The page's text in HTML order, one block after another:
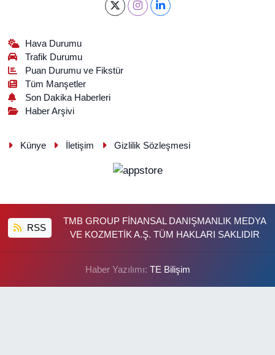
Hava Durumu
Trafik Durumu
Puan Durumu ve Fikstür
Tüm Manşetler
Son Dakika Haberleri
Haber Arşivi
Künye İletişim Gizlilik Sözleşmesi
RSS
TMB GROUP FİNANSAL DANIŞMANLIK MEDYA
VE KOZMETİK A.Ş. TÜM HAKLARI SAKLIDIR
Haber Yazılımı: TE Bilişim